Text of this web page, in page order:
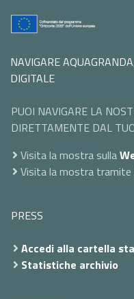
NAVIGARE
DIGITALE
PUOI NAVIGARE LA
DIRETTAMENTE DAL
Visita la mostra sulla
Visita la mostra tramite
PRESS
Accedi alla cartella
Statistiche archivio